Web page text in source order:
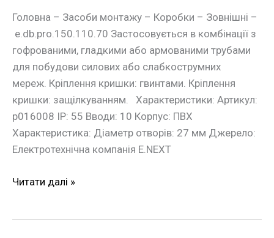
Головна – Засоби монтажу – Коробки – Зовнішні –
e.db.pro.150.110.70 Застосовується в комбінації з
гофрованими, гладкими або армованими трубами
для побудови силових або слабкострумних
мереж. Кріплення кришки: гвинтами. Кріплення
кришки: защілкуванням. Характеристики: Артикул:
p016008 IP: 55 Вводи: 10 Корпус: ПВХ
Характеристика: Діаметр отворів: 27 мм Джерело:
Електротехнічна компанія E.NEXT
Читати далі »